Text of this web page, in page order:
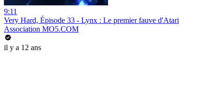
9:11
Very Hard, Épisode 33 - Lynx : Le premier fauve d'Atari
Association MO5.COM
il y a 12 ans